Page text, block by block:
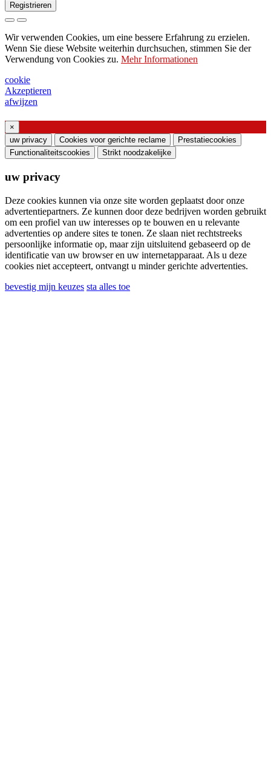
Anfrage zum Senden des Katalogs
Bitte wenden Sie sich an Ihren
Vertriebsmitarbeiter
Bitte um Unterstützung oder Lichtdesign
Anfrage für Webinar oder Schulung zu
Einverständniserklärung (Artikel 7 der EU-
Verordnung Nr. 2016/679)
Ich erkläre, dass ich die Informationen zur
Verarbeitung personenbezogener Daten gelesen
habe und der Verarbeitung meiner
personenbezogenen Daten zustimme.
Ich stimme der Verarbeitung meiner
persönlichen Daten zu, um kommerzielle oder
Marketingmitteilungen von Ghidini Lighting Srl zu
erhalten
Registrieren
Wir verwenden Cookies, um eine bessere Erfahrung zu erzielen.
Wenn Sie diese Website weiterhin durchsuchen, stimmen Sie der
Verwendung von Cookies zu. Mehr Informationen
cookie
Akzeptieren
afwijzen
×
uw privacy
Cookies voor gerichte reclame
Prestatiecookies
Functionaliteitscookies
Strikt noodzakelijke
uw privacy
Deze cookies kunnen via onze site worden geplaatst door onze
advertentiepartners. Ze kunnen door deze bedrijven worden gebruikt
om een ​​profiel van uw interesses op te bouwen en u relevante
advertenties op andere sites te tonen. Ze slaan niet rechtstreeks
persoonlijke informatie op, maar zijn uitsluitend gebaseerd op de
identificatie van uw browser en uw internetapparaat. Als u deze
cookies niet accepteert, ontvangt u minder gerichte advertenties.
bevestig mijn keuzes sta alles toe